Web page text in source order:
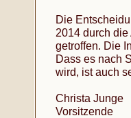
Die
2014 durch
getroffen. Die
Dass es nach
wird, ist auch
Christa Junge
Vorsitzende